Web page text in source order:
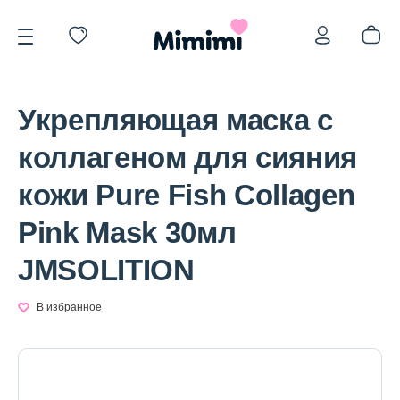
*OVERSTOCK -30%
Уход за лицом
Укрепляющая маска с
коллагеном для сияния
кожи Pure Fish Collagen
Pink Mask 30мл
JMSOLITION
В избранное